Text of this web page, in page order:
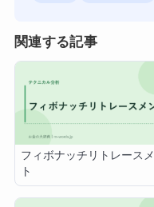
関連する記事
フィボナッチリトレース
ト